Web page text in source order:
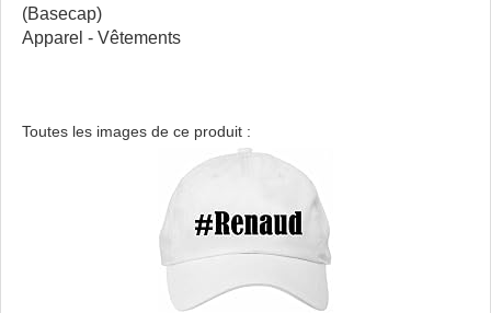
(Basecap)
Apparel - Vêtements
Toutes les images de ce produit :